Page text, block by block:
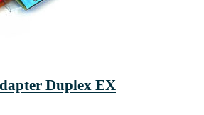
Duplex EX